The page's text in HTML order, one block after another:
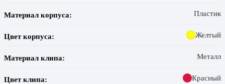
Материал корпуса: Пластик
Цвет корпуса: Желтый
Материал клипа: Металл
Цвет клипа: Красный